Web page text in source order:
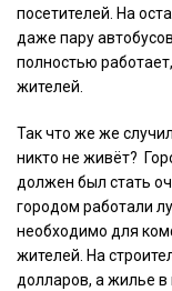
посетителей. На
даже пару
полностью
жителей.
Так что же же
никто не живёт?
должен был стать
городом работали
необходимо для
жителей. На
долларов, а жилье в